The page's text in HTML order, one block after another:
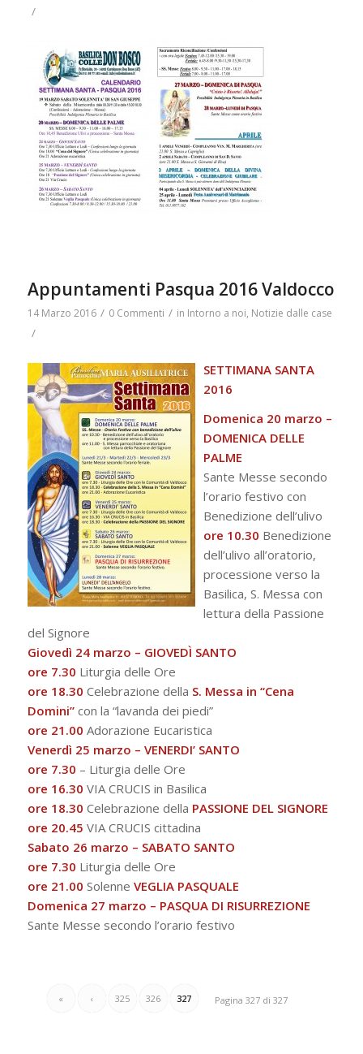
/
Appuntamenti Pasqua 2016 Valdocco
14 Marzo 2016 / 0 Commenti / in Intorno a noi, Notizie dalle case
/
SETTIMANA SANTA
2016
Domenica 20 marzo –
DOMENICA DELLE
PALME
Sante Messe secondo
l’orario festivo con
Benedizione dell’ulivo
ore 10.30 Benedizione
dell’ulivo all’oratorio,
processione verso la
Basilica, S. Messa con
lettura della Passione
del Signore
Giovedì 24 marzo – GIOVEDÌ SANTO
ore 7.30 Liturgia delle Ore
ore 18.30 Celebrazione della S. Messa in “Cena
Domini” con la “lavanda dei piedi”
ore 21.00 Adorazione Eucaristica
Venerdì 25 marzo – VENERDI’ SANTO
ore 7.30 – Liturgia delle Ore
ore 16.30 VIA CRUCIS in Basilica
ore 18.30 Celebrazione della PASSIONE DEL SIGNORE
ore 20.45 VIA CRUCIS cittadina
Sabato 26 marzo – SABATO SANTO
ore 7.30 Liturgia delle Ore
ore 21.00 Solenne VEGLIA PASQUALE
Domenica 27 marzo – PASQUA DI RISURREZIONE
Sante Messe secondo l’orario festivo
Pagina 327 di 327
« ‹ 325 326 327